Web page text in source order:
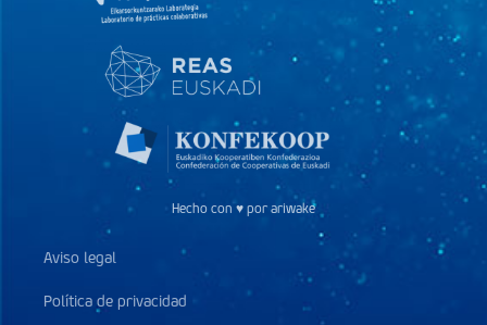
Hecho con ♥ por ariwake
Aviso legal
Política de privacidad